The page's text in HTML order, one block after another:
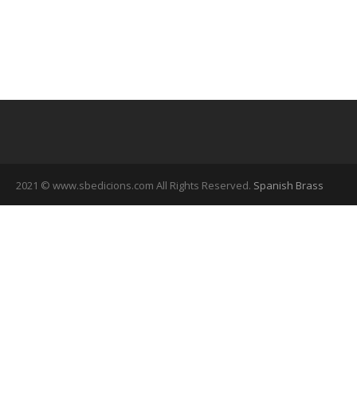
2021 © www.sbedicions.com All Rights Reserved. Spanish Brass